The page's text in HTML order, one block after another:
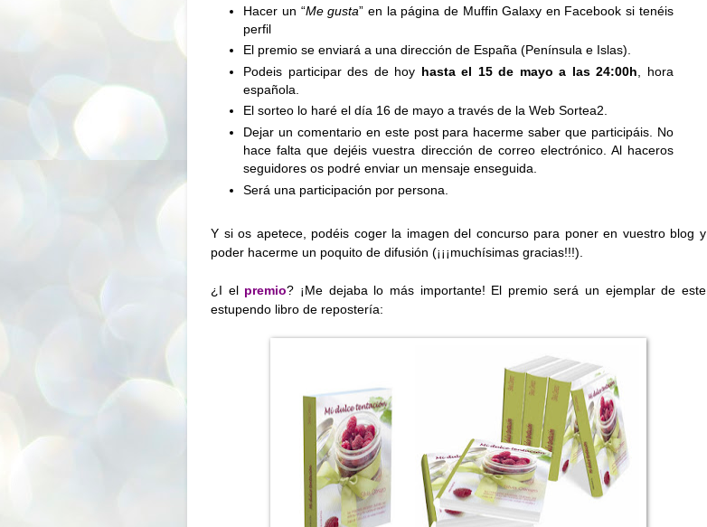
Hacer un “Me gusta” en la página de Muffin Galaxy en Facebook si tenéis
perfil
El premio se enviará a una dirección de España (Península e Islas).
Podeis participar des de hoy hasta el 15 de mayo a las 24:00h , hora
española.
El sorteo lo haré el día 16 de mayo a través de la WebSortea2.
Dejar un comentario en este post para hacerme saber que participáis. No
hace falta que dejéis vuestra dirección de correo electrónico. Al haceros
seguidores os podré enviar un mensaje enseguida.
Será una participación por persona.
Y si os apetece, podéis coger la imagen del concurso para poner en vuestro blog y
poder hacerme un poquito de difusión (¡¡¡muchísimas gracias!!!).
¿I el premio? ¡Me dejaba lo más importante! El premio será un ejemplar de este
estupendo libro de repostería: